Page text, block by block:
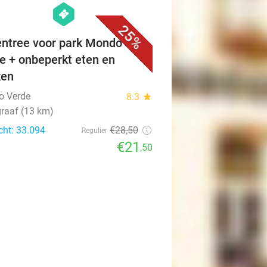
25%
hexagon
events
voor park Mondo
+ onbeperkt eten en
Verde 8.3 star
(13 km)
33.094
Regulier €28,50
€21 ,50